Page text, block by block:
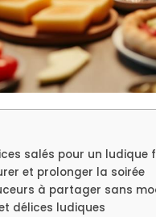
salés pour un ludique
et prolonger la soirée
à partager sans
délices ludiques